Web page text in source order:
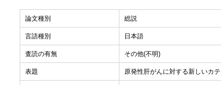
論文種別 総説
言語種別 日本語
査読の有無 その他(不明)
表題 原発性肝がんに対する新しいカ